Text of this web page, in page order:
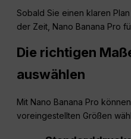
Sobald Sie einen klaren
der Zeit, Nano Banana Pro
Die richtigen
auswählen
Mit Nano Banana Pro
voreingestellten Größen